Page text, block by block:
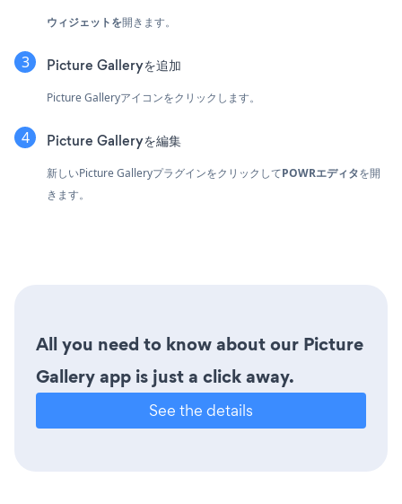
ウィジェットを開きます。
Picture Galleryを追加
Picture Galleryアイコンをクリックします。
Picture Galleryを編集
新しいPicture GalleryプラグインをクリックしてPOWRエディタを開
きます。
All you need to know about our Picture
Gallery app is just a click away.
See the details